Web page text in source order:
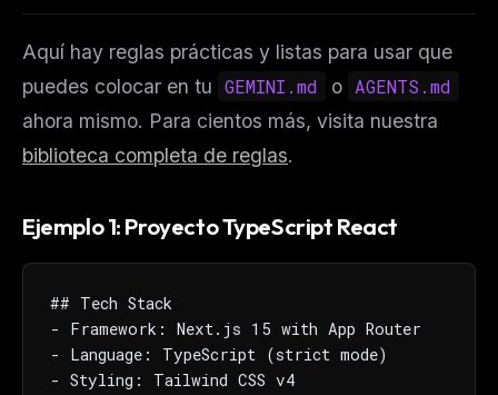
Aquí hay reglas prácticas y listas para usar que
puedes colocar en tu GEMINI.md o AGENTS.md
ahora mismo. Para cientos más, visita nuestra
biblioteca completa de reglas.
Ejemplo 1: Proyecto TypeScript React
## Tech Stack
- Framework: Next.js 15 with App Router
- Language: TypeScript (strict mode)
- Styling: Tailwind CSS v4